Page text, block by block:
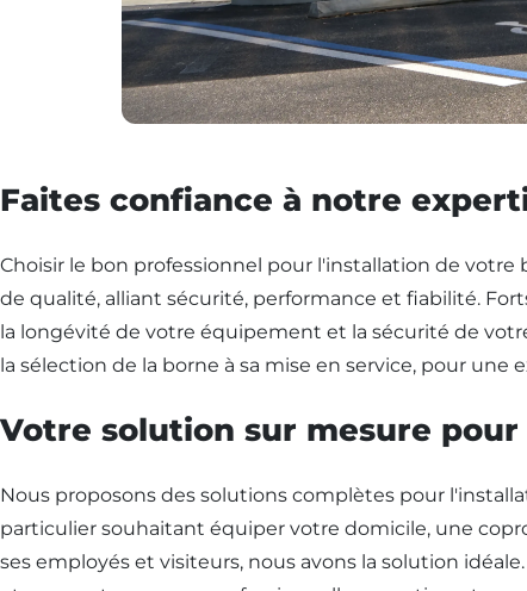
Faites confiance à notre
Choisir le bon professionnel pour l'installation de
de qualité, alliant sécurité, performance et fiabilité.
la longévité de votre équipement et la sécurité de
la sélection de la borne à sa mise en service, pour
Votre solution sur mesure
Nous proposons des solutions complètes pour
particulier souhaitant équiper votre domicile, une
ses employés et visiteurs, nous avons la solution